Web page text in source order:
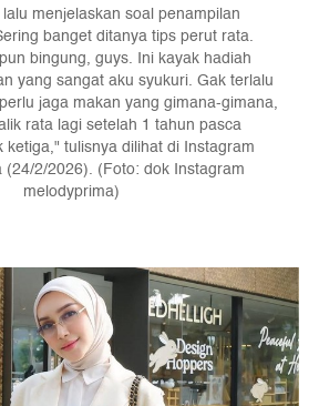
menjelaskan soal penampilan
banget ditanya tips perut rata.
bingung, guys. Ini kayak hadiah
yang sangat aku syukuri. Gak terlalu
jaga makan yang gimana-gimana,
rata lagi setelah 1 tahun pasca
ketiga," tulisnya dilihat di Instagram
(24/2/2026). (Foto: dok Instagram
melodyprima)